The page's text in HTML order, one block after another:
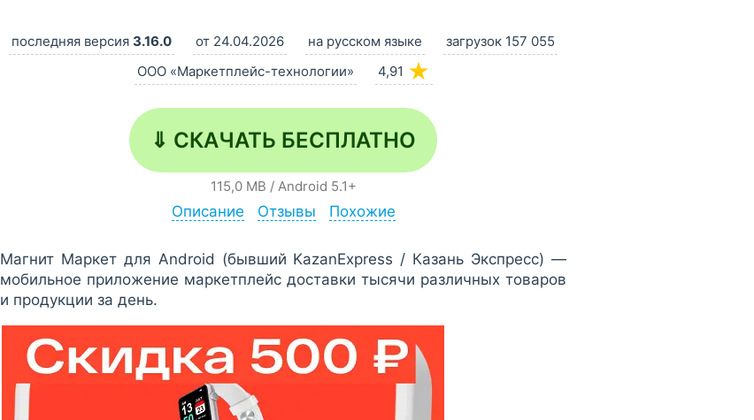
последняя версия 3.16.0 от 24.04.2026 на русском языке
загрузок 157 055
ООО «Маркетплейс-технологии»
4,91 ★
⇓ СКАЧАТЬ БЕСПЛАТНО
115,0 MB / Android 5.1+
Описание Отзывы Похожие
Магнит Маркет для Android (бывший KazanExpress / Казань Экспресс) —
мобильное приложение маркетплейс доставки тысячи различных товаров
и продукции за день.